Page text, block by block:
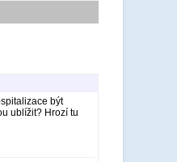
být
ublížit? Hrozí tu